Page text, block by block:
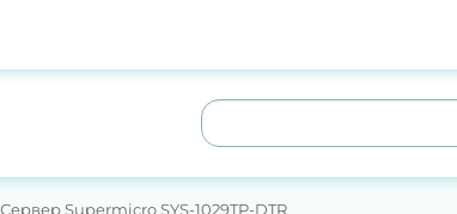
Сервер Supermicro SYS-1029TP-DTR